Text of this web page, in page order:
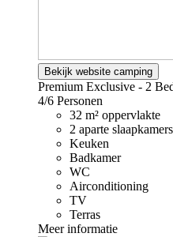
Bekijk website camping
Premium Exclusive - 2
4/6 Personen
32 m² oppervlakte
2 aparte slaapkamers
Keuken
Badkamer
WC
Airconditioning
TV
Terras
Meer informatie